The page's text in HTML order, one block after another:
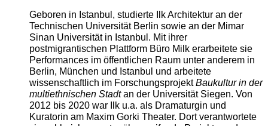
Geboren in Istanbul, studierte Ilk Architektur an der
Technischen Universität Berlin sowie an der Mimar
Sinan Universität in Istanbul. Mit ihrer
postmigrantischen Plattform Büro Milk erarbeitete sie
Performances im öffentlichen Raum unter anderem in
Berlin, München und Istanbul und arbeitete
wissenschaftlich im ForschungsprojektBaukultur in der
multiethnischen Stadtan der Universität Siegen. Von
2012 bis 2020 war Ilk u.a. als Dramaturgin und
Kuratorin am Maxim Gorki Theater. Dort verantwortete